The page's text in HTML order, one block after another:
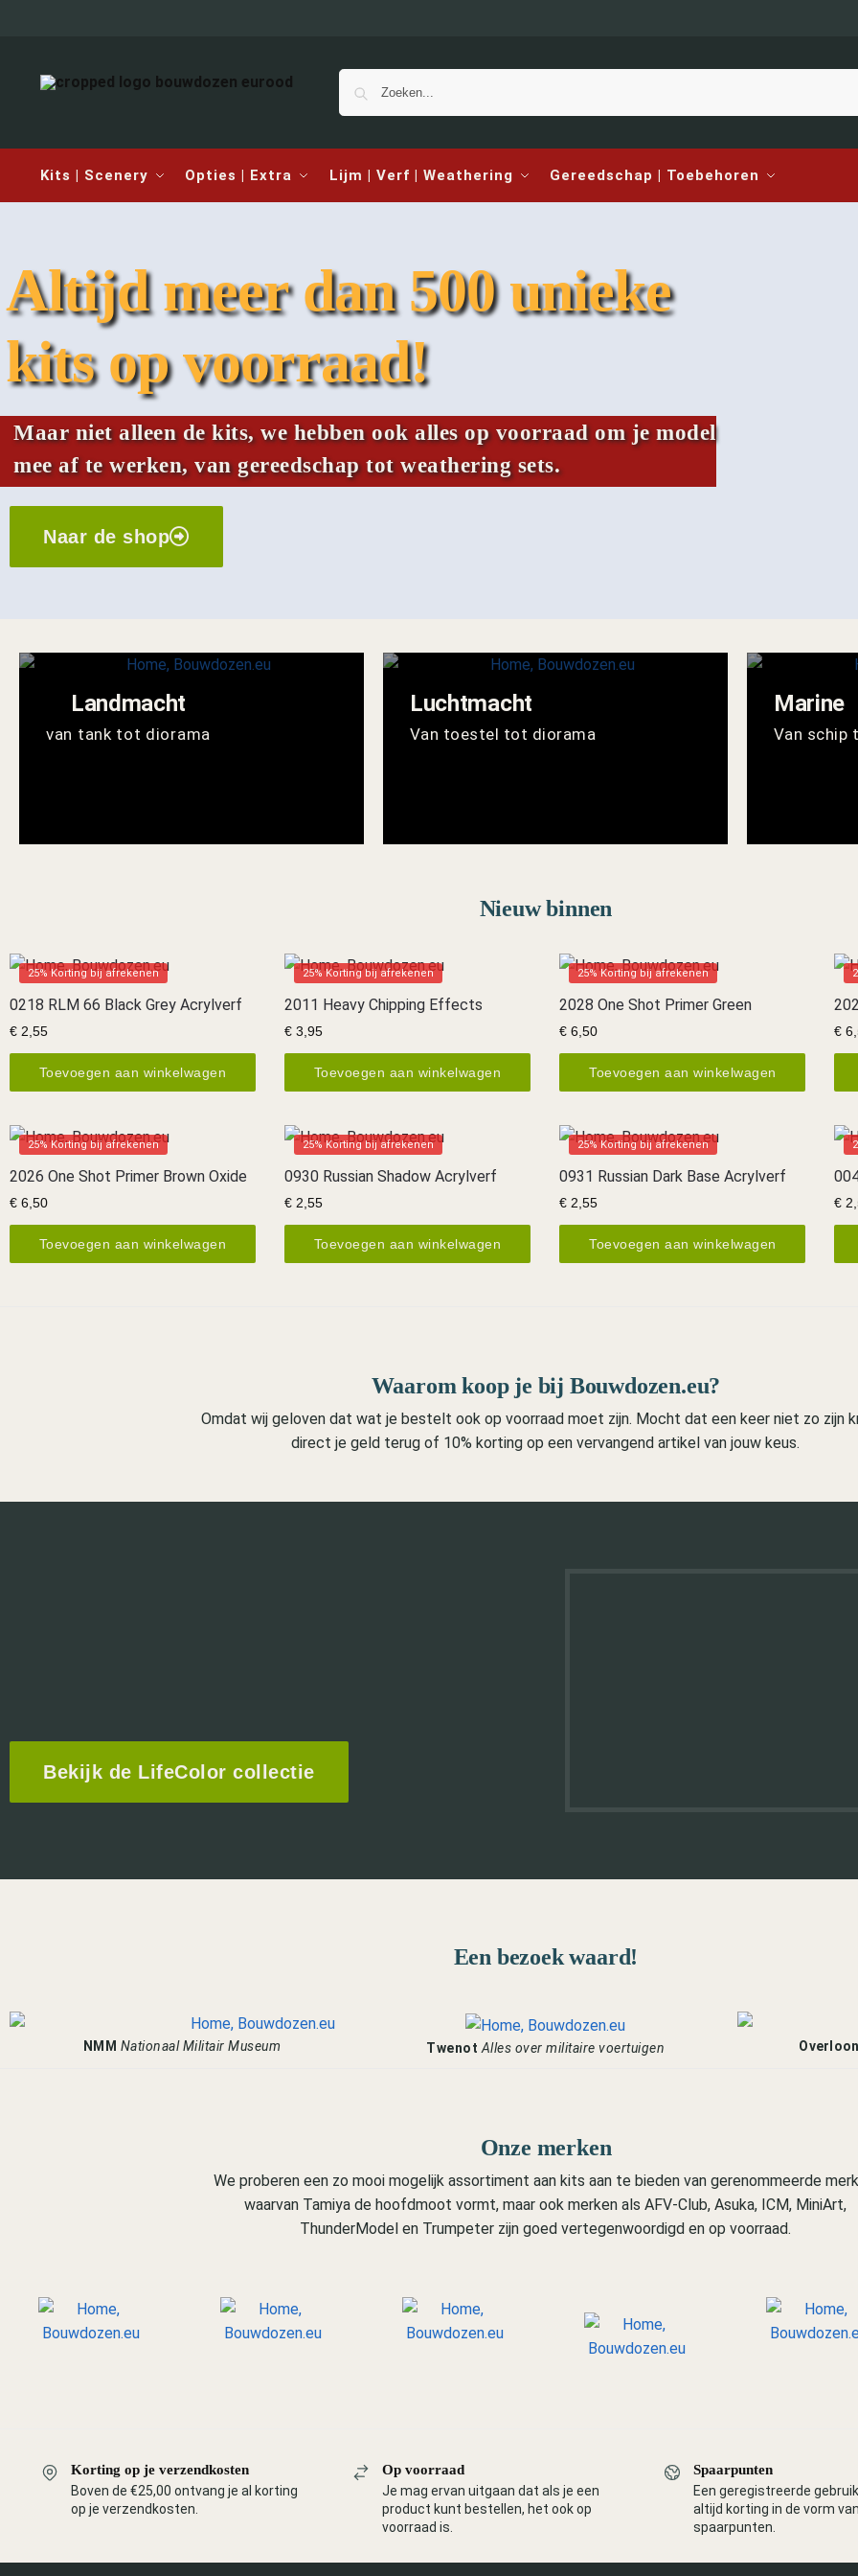
Kits | Scenery Opties | Extra Lijm | Verf | Weathering Gereedschap | Toebehoren
Altijd meer dan 500 unieke
kits op voorraad!
Maar niet alleen de kits, we hebben ook alles op voorraad om je model
mee af te werken, van gereedschap tot weathering sets.
Naar de shop
Landmacht
van tank tot diorama
Luchtmacht
Van toestel tot diorama
Marine
Van schip
Nieuw binnen
25% Korting bij afrekenen
0218 RLM 66 Black Grey Acrylverf
€ 2,55
Toevoegen aan winkelwagen
25% Korting bij afrekenen
2011 Heavy Chipping Effects
€ 3,95
Toevoegen aan winkelwagen
25% Korting bij afrekenen
2028 One Shot Primer Green
€ 6,50
Toevoegen aan winkelwagen
€
25% Korting bij afrekenen
2026 One Shot Primer Brown Oxide
€ 6,50
Toevoegen aan winkelwagen
25% Korting bij afrekenen
0930 Russian Shadow Acrylverf
€ 2,55
Toevoegen aan winkelwagen
25% Korting bij afrekenen
0931 Russian Dark Base Acrylverf
€ 2,55
Toevoegen aan winkelwagen
€
Waarom koop je bij Bouwdozen.eu?
Omdat wij geloven dat wat je bestelt ook op voorraad moet zijn. Mocht dat een keer niet zo zijn
direct je geld terug of 10% korting op een vervangend artikel van jouw keus.
Bekijk de LifeColor collectie
Een bezoek waard!
NMM Nationaal Militair Museum Twenot Alles over militaire voertuigen Overloon
Onze merken
We proberen een zo mooi mogelijk assortiment aan kits aan te bieden van gerenommeerde
waarvan Tamiya de hoofdmoot vormt, maar ook merken als AFV-Club, Asuka, ICM, MiniArt,
ThunderModel en Trumpeter zijn goed vertegenwoordigd en op voorraad.
Korting op je verzendkosten
Boven de €25,00 ontvang je al korting
op je verzendkosten.
Op voorraad
Je mag ervan uitgaan dat als je een
product kunt bestellen, het ook op
voorraad is.
Spaarpunten
Een geregistreerde
altijd korting in de vorm van
spaarpunten.